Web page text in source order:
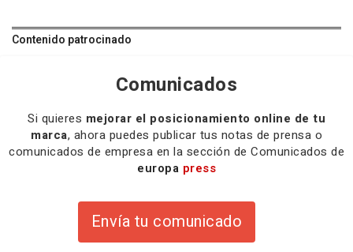
Contenido patrocinado
Comunicados
Si quieres mejorar el posicionamiento online de tu
marca, ahora puedes publicar tus notas de prensa o
comunicados de empresa en la sección de Comunicados de
europa press
Envía tu comunicado